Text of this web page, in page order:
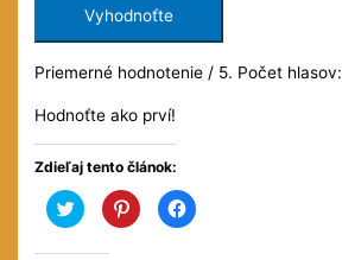
Vyhodnoťte
Priemerné hodnotenie / 5. Počet hlasov:
Hodnoťte ako prví!
Zdieľaj tento článok:
Kliknite
pre
zdieľanie
Kliknite
pre
zdieľanie
Kliknite
pre